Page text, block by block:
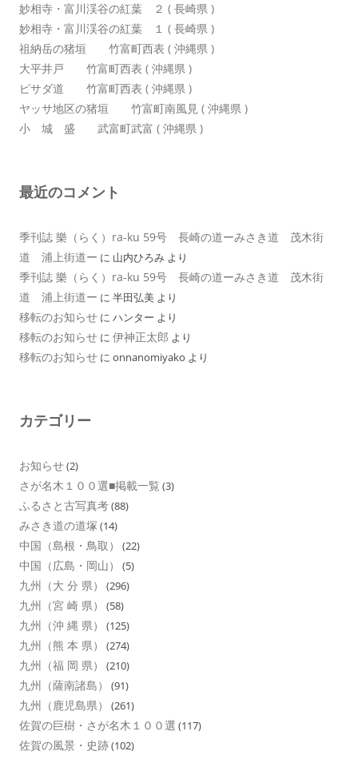
妙相寺・富川渓谷の紅葉 ２ ( 長崎県 )
妙相寺・富川渓谷の紅葉 １ ( 長崎県 )
祖納岳の猪垣 竹富町西表 ( 沖縄県 )
大平井戸 竹富町西表 ( 沖縄県 )
ピサダ道 竹富町西表 ( 沖縄県 )
ヤッサ地区の猪垣 竹富町南風見 ( 沖縄県 )
小 城 盛 武富町武富 ( 沖縄県 )
最近のコメント
季刊誌 樂（らく）ra-ku 59号 長崎の道ーみさき道 茂木街
道 浦上街道ー に 山内ひろみ より
季刊誌 樂（らく）ra-ku 59号 長崎の道ーみさき道 茂木街
道 浦上街道ー に 半田弘美 より
移転のお知らせ に ハンター より
移転のお知らせ に 伊神正太郎 より
移転のお知らせ に onnanomiyako より
カテゴリー
お知らせ(2)
さが名木１００選■掲載一覧 (3)
ふるさと古写真考(88)
みさき道の道塚 (14)
中国（島根・鳥取） (22)
中国（広島・岡山） (5)
九州（大 分 県） (296)
九州（宮 崎 県） (58)
九州（沖 縄 県） (125)
九州（熊 本 県） (274)
九州（福 岡 県） (210)
九州（薩南諸島） (91)
九州（鹿児島県） (261)
佐賀の巨樹・さが名木１００選 (117)
佐賀の風景・史跡(102)